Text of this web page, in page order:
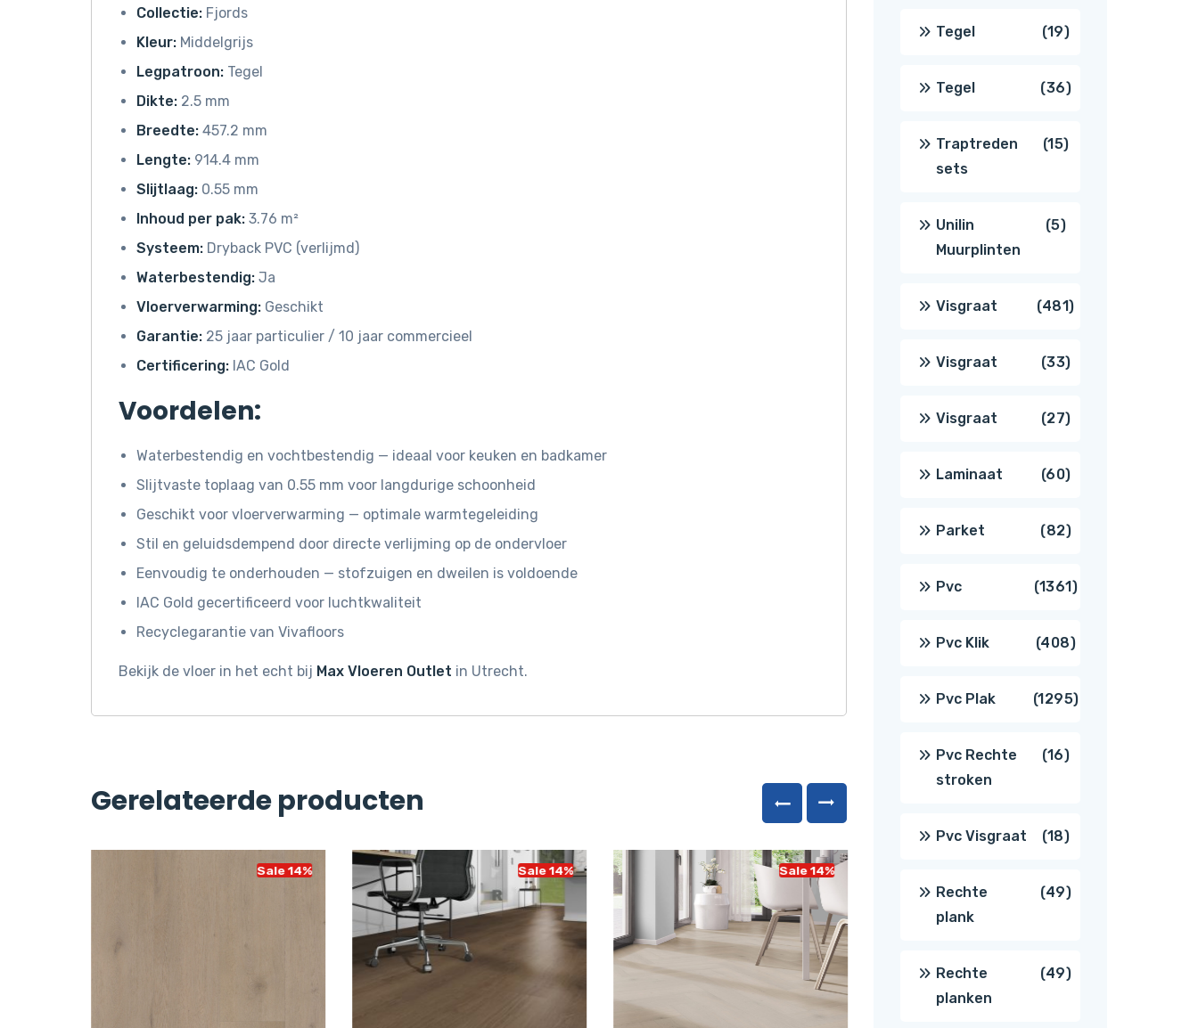
Collectie: Fjords
Kleur: Middelgrijs
Legpatroon: Tegel
Dikte: 2.5 mm
Breedte: 457.2 mm
Lengte: 914.4 mm
Slijtlaag: 0.55 mm
Inhoud per pak: 3.76 m²
Systeem: Dryback PVC (verlijmd)
Waterbestendig: Ja
Vloerverwarming: Geschikt
Garantie: 25 jaar particulier / 10 jaar commercieel
Certificering: IAC Gold
Voordelen:
Waterbestendig en vochtbestendig — ideaal voor keuken en badkamer
Slijtvaste toplaag van 0.55 mm voor langdurige schoonheid
Geschikt voor vloerverwarming — optimale warmtegeleiding
Stil en geluidsdempend door directe verlijming op de ondervloer
Eenvoudig te onderhouden — stofzuigen en dweilen is voldoende
IAC Gold gecertificeerd voor luchtkwaliteit
Recyclegarantie van Vivafloors
Bekijk de vloer in het echt bij Max Vloeren Outlet in Utrecht.
Gerelateerde producten
Sale 14% Sale 14% Sale 14%
Tegel 1919
producten
Tegel 3636
producten
Traptreden
sets
1515
Unilin
Muurplinten
55
Visgraat 481481
Visgraat 3333
producten
Visgraat 2727
producten
Laminaat 6060
producten
Parket 8282
producten
Pvc 13611361
producten
Pvc Klik 408408
producten
Pvc Plak 12951295
Pvc Rechte
stroken
1616
Pvc Visgraat 1818
producten
Rechte
plank
4949
Rechte
planken
4949